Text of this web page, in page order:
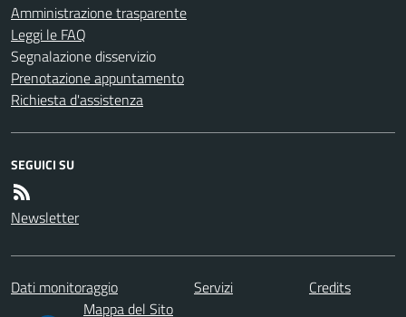
Amministrazione trasparente
Leggi le FAQ
Segnalazione disservizio
Prenotazione appuntamento
Richiesta d'assistenza
SEGUICI SU
Newsletter
Dati monitoraggio Servizi
Credits
Mappa del Sito